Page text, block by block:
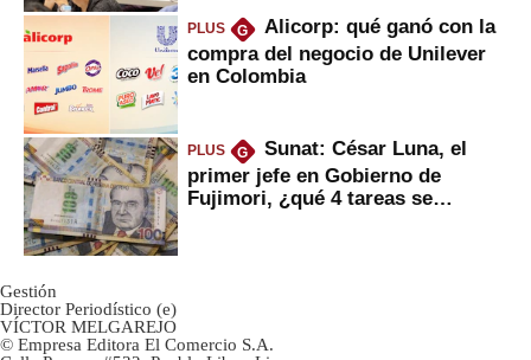
PLUS G
Alicorp: qué ganó con la
compra del negocio de Unilever
en Colombia
PLUS G
Sunat: César Luna, el
primer jefe en Gobierno de
Fujimori, ¿qué 4 tareas se
Gestión
Director Periodístico (e)
VÍCTOR MELGAREJO
© Empresa Editora El Comercio S.A.